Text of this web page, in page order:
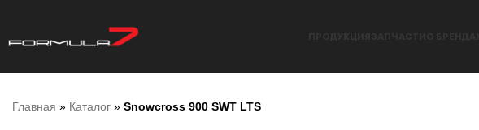
Главная » Каталог » Snowcross 900 SWT LTS